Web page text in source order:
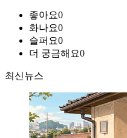
좋아요0
화나요0
슬퍼요0
더 궁금해요0
최신뉴스